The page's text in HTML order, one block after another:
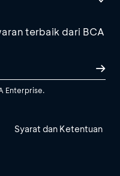
terbaik dari BCA
Enterprise.
Syarat dan Ketentuan